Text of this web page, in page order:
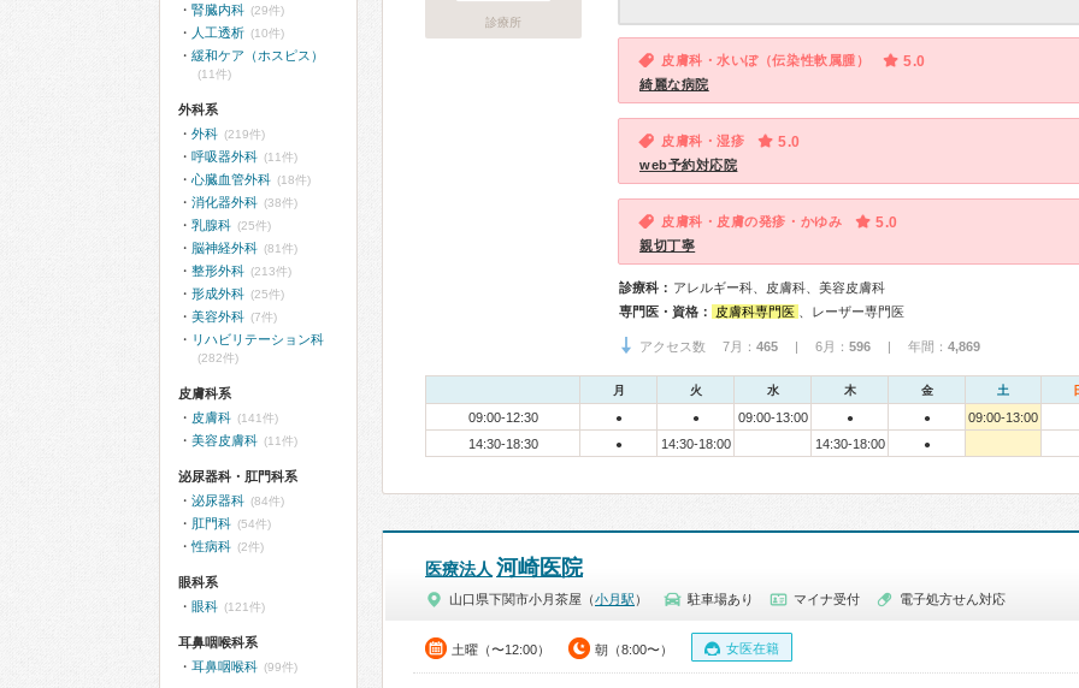
診療所
皮膚科・水いぼ（伝染性軟属腫） 5.0
綺麗な病院
皮膚科・湿疹 5.0
web予約対応院
皮膚科・皮膚の発疹・かゆみ 5.0
親切丁寧
診療科： アレルギー科、皮膚科、美容皮膚科
専門医・資格：
皮膚科専門医 、レーザー専門医
アクセス数 7月： 465 | 6月： 596 | 年間： 4,869
月 火 水 木 金 土
09:00-12:30 ● ● 09:00-13:00 ● ●
09:00-13:00
14:30-18:30
● 14:30-18:00 14:30-18:00 ●
医療法人 河崎医院
山口県下関市小月茶屋（小月駅 ） 駐車場あり マイナ受付 電子処方せん対応
土曜（〜12:00） 朝（8:00〜） 女医在籍
腎臓内科 (29件)
人工透析 (10件)
緩和ケア（ホスピス）
(11件)
外科系
外科 (219件)
呼吸器外科 (11件)
心臓血管外科 (18件)
消化器外科 (38件)
乳腺科 (25件)
脳神経外科 (81件)
整形外科 (213件)
形成外科 (25件)
美容外科 (7件)
リハビリテーション科
(282件)
皮膚科系
皮膚科 (141件)
美容皮膚科 (11件)
泌尿器科・肛門科系
泌尿器科 (84件)
肛門科 (54件)
性病科 (2件)
眼科系
眼科 (121件)
耳鼻咽喉科系
耳鼻咽喉科 (99件)